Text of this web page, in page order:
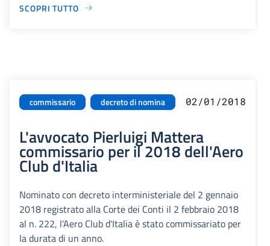
SCOPRI TUTTO
commissario decreto di nomina 02/01/2018
L'avvocato Pierluigi Mattera
commissario per il 2018 dell'Aero
Club d'Italia
Nominato con decreto interministeriale del 2 gennaio
2018 registrato alla Corte dei Conti il 2 febbraio 2018
al n. 222, l'Aero Club d'Italia è stato commissariato per
la durata di un anno.